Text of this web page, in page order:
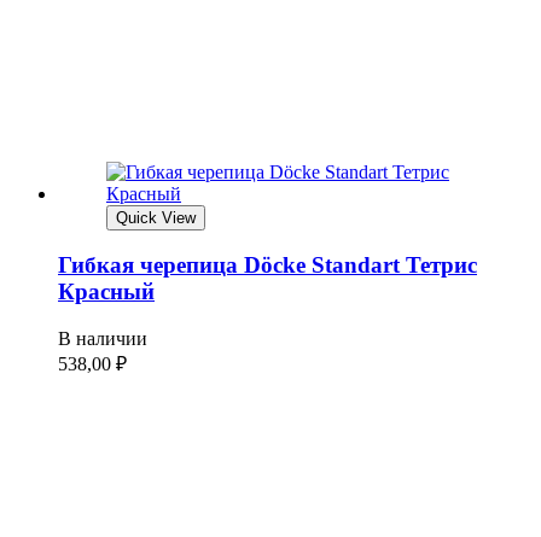
Quick View
Гибкая черепица Döcke Standart Тетрис
Красный
В наличии
538,00 ₽